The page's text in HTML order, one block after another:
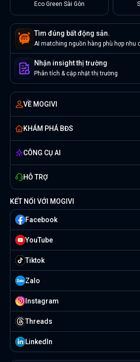
Eco Green Sài Gòn
Tìm đúng bất động sản.
AI matching nguồn hàng phù hợp nhu
Nhận insight thị trường
Phân tích & cập nhật thị trường
VỀ MOGIVI
KHÁM PHÁ BĐS
CÔNG CỤ AI
HỖ TRỢ
KẾT NỐI VỚI MOGIVI
Facebook
YouTube
Tiktok
Zalo
Instagram
Threads
Linkedln